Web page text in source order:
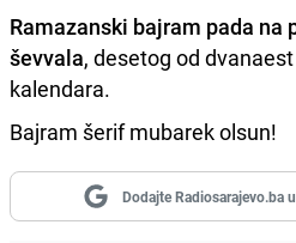
Ramazanski bajram pada na
ševvala, desetog od
kalendara.
Bajram šerif mubarek olsun!
Dodajte Radiosarajevo.ba